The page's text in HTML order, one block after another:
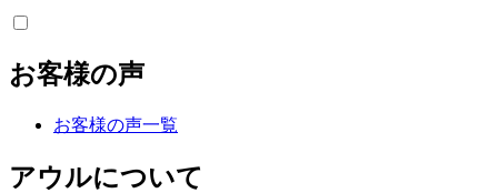
お客様の声
お客様の声一覧
アウルについて